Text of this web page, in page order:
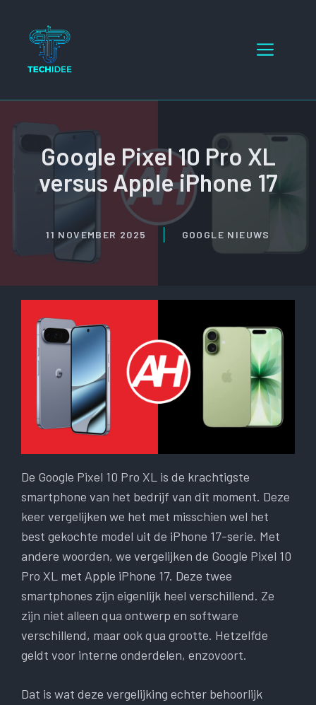
inhoud
Menu
Google Pixel 10 Pro XL
versus Apple iPhone 17
11 NOVEMBER 2025 GOOGLE NIEUWS
De Google Pixel 10 Pro XL is de krachtigste
smartphone van het bedrijf van dit moment. Deze
keer vergelijken we het met misschien wel het
best gekochte model uit de iPhone 17-serie. Met
andere woorden, we vergelijken de Google Pixel 10
Pro XL met Apple iPhone 17. Deze twee
smartphones zijn eigenlijk heel verschillend. Ze
zijn niet alleen qua ontwerp en software
verschillend, maar ook qua grootte. Hetzelfde
geldt voor interne onderdelen, enzovoort.
Dat is wat deze vergelijking echter behoorlijk